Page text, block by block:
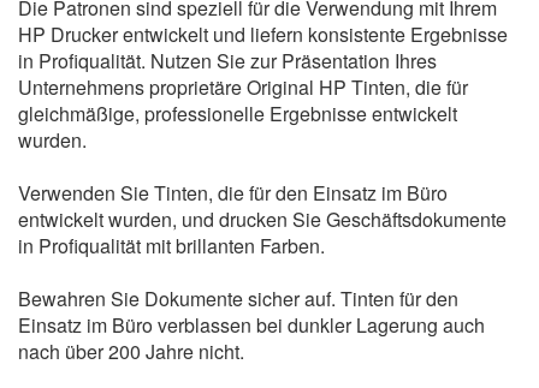
Die Patronen sind speziell für die Verwendung mit Ihrem
HP Drucker entwickelt und liefern konsistente Ergebnisse
in Profiqualität. Nutzen Sie zur Präsentation Ihres
Unternehmens proprietäre Original HP Tinten, die für
gleichmäßige, professionelle Ergebnisse entwickelt
wurden.
Verwenden Sie Tinten, die für den Einsatz im Büro
entwickelt wurden, und drucken Sie Geschäftsdokumente
in Profiqualität mit brillanten Farben.
Bewahren Sie Dokumente sicher auf. Tinten für den
Einsatz im Büro verblassen bei dunkler Lagerung auch
nach über 200 Jahre nicht.